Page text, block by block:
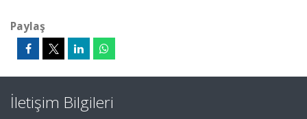
Paylaş
İletişim Bilgileri